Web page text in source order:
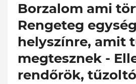
Borzalom ami
Rengeteg
helyszínre, amit
megtesznek -
rendőrök,